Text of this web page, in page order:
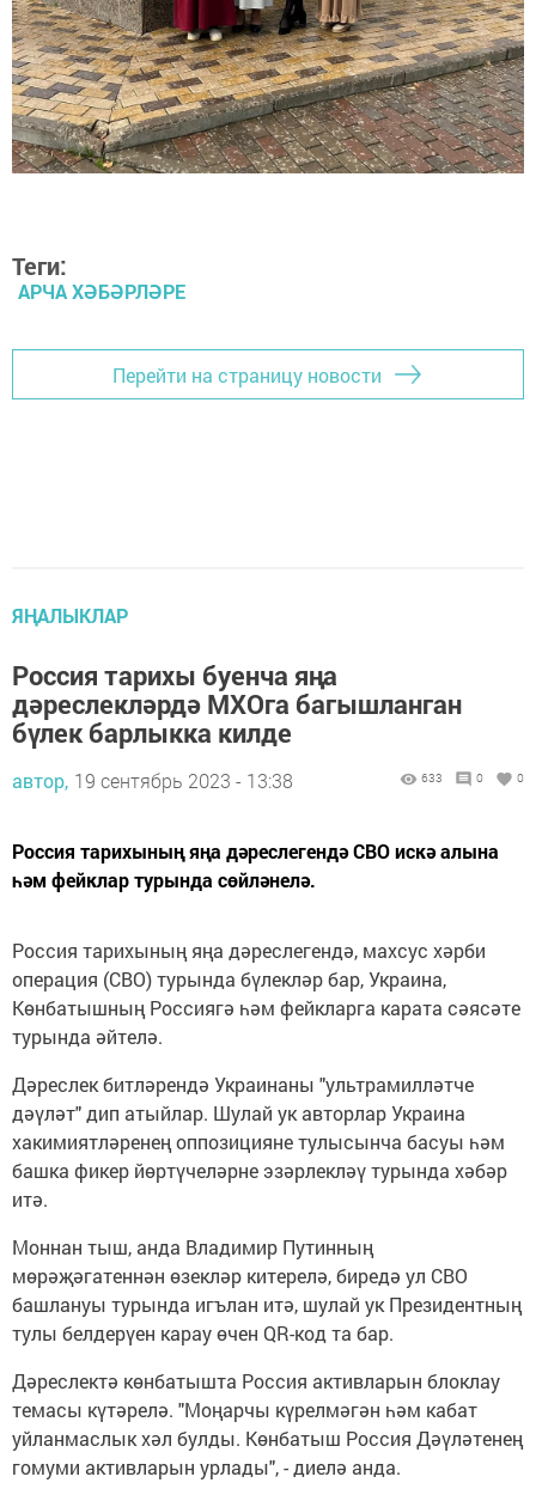
Теги:
АРЧА ХӘБӘРЛӘРЕ
Перейти на страницу новости
ЯҢАЛЫКЛАР
Россия тарихы буенча яңа
дәреслекләрдә МХОга багышланган
бүлек барлыкка килде
автор, 19 сентябрь 2023 - 13:38 633 0 0
Россия тарихының яңа дәреслегендә СВО искә алына
һәм фейклар турында сөйләнелә.
Россия тарихының яңа дәреслегендә, махсус хәрби
операция (СВО) турында бүлекләр бар, Украина,
Көнбатышның Россиягә һәм фейкларга карата сәясәте
турында әйтелә.
Дәреслек битләрендә Украинаны "ультрамилләтче
дәүләт" дип атыйлар. Шулай ук авторлар Украина
хакимиятләренең оппозицияне тулысынча басуы һәм
башка фикер йөртүчеләрне эзәрлекләү турында хәбәр
итә.
Моннан тыш, анда Владимир Путинның
мөрәҗәгатеннән өзекләр китерелә, биредә ул СВО
башлануы турында игълан итә, шулай ук Президентның
тулы белдерүен карау өчен QR-код та бар.
Дәреслектә көнбатышта Россия активларын блоклау
темасы күтәрелә. "Моңарчы күрелмәгән һәм кабат
уйланмаслык хәл булды. Көнбатыш Россия Дәүләтенең
гомуми активларын урлады", - диелә анда.